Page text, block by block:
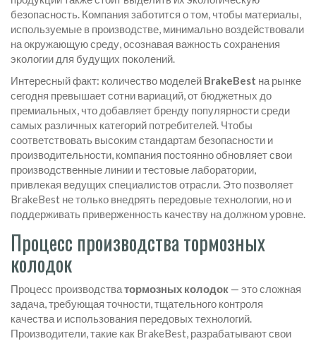
безопасность. Компания заботится о том, чтобы материалы,
используемые в производстве, минимально воздействовали
на окружающую среду, осознавая важность сохранения
экологии для будущих поколений.
Интересный факт: количество моделей BrakeBest на рынке
сегодня превышает сотни вариаций, от бюджетных до
премиальных, что добавляет бренду популярности среди
самых различных категорий потребителей. Чтобы
соответствовать высоким стандартам безопасности и
производительности, компания постоянно обновляет свои
производственные линии и тестовые лаборатории,
привлекая ведущих специалистов отрасли. Это позволяет
BrakeBest не только внедрять передовые технологии, но и
поддерживать приверженность качеству на должном уровне.
Процесс производства тормозных
колодок
Процесс производстватормозных колодок — это сложная
задача, требующая точности, тщательного контроля
качества и использования передовых технологий.
Производители, такие как BrakeBest, разрабатывают свои